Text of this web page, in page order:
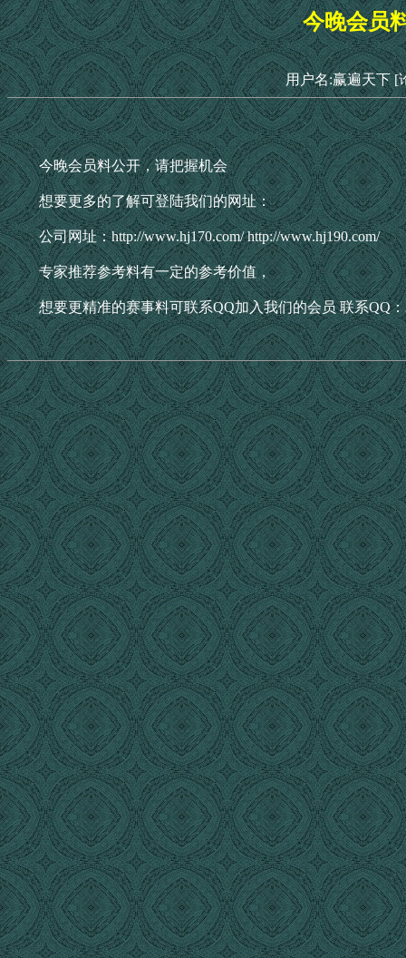
今晚会员
用户名:赢遍天下 [
今晚会员料公开，请把握机会
想要更多的了解可登陆我们的网址：
公司网址：http://www.hj170.com/ http://www.hj190.com/
专家推荐参考料有一定的参考价值，
想要更精准的赛事料可联系QQ加入我们的会员 联系QQ：